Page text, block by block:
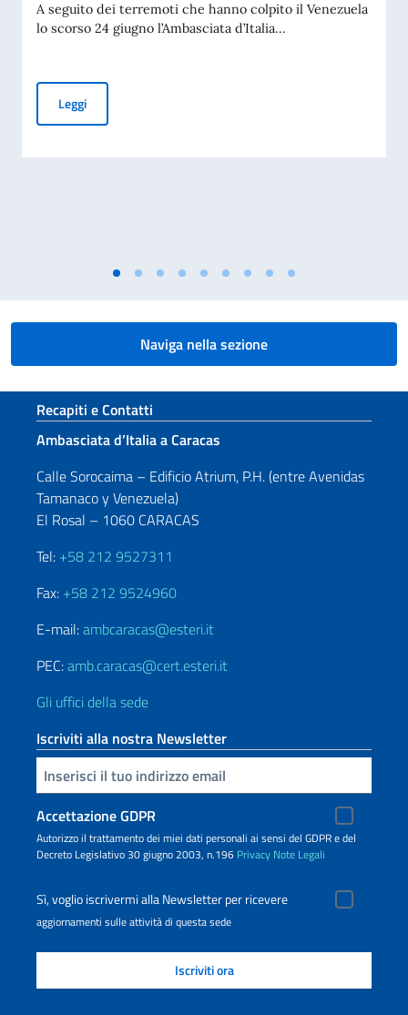
A seguito dei terremoti che hanno colpito il Venezuela
lo scorso 24 giugno l’Ambasciata d’Italia...
LeggiEMERGENZA TERREMOTO VENEZUELA
Naviga nella sezione
Sezione footer
Recapiti e Contatti
Ambasciata d’Italia a Caracas
Calle Sorocaima – Edificio Atrium, P.H. (entre Avenidas
Tamanaco y Venezuela)
El Rosal – 1060 CARACAS
Tel: +58 212 9527311
Fax: +58 212 9524960
E-mail:ambcaracas@esteri.it
PEC:amb.caracas@cert.esteri.it
Gli uffici della sede
Iscriviti alla nostra Newsletter
Inserisci la tua email
Accettazione GDPR
Autorizzo il trattamento dei miei dati personali ai sensi del GDPR e del
Decreto Legislativo 30 giugno 2003, n.196 Privacy Note Legali
Sì, voglio iscrivermi alla Newsletter per ricevere
aggiornamenti sulle attività di questa sede